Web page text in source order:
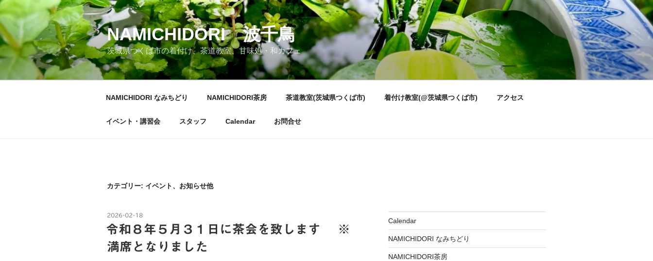
コ
ン
テ
ン
ツ
へ
NAMICHIDORI 波千鳥
茨城県つくば市の着付け、茶道教室、甘味処・和カフェ
NAMICHIDORI なみちどり NAMICHIDORI茶房 茶道教室(茨城県つくば市) 着付け教室(@茨城県つくば市) アクセス
イベント・講習会 スタッフ Calendar お問合せ
カテゴリー: イベント、お知らせ他
投
日:
2026-02-18
令和８年５月３１日に茶会を致します ※
満席となりました
Calendar
NAMICHIDORI なみちどり
NAMICHIDORI茶房